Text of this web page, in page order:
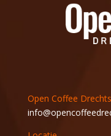
Open Coffee